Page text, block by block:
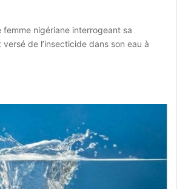
femme nigériane interrogeant sa
de l’insecticide dans son eau à